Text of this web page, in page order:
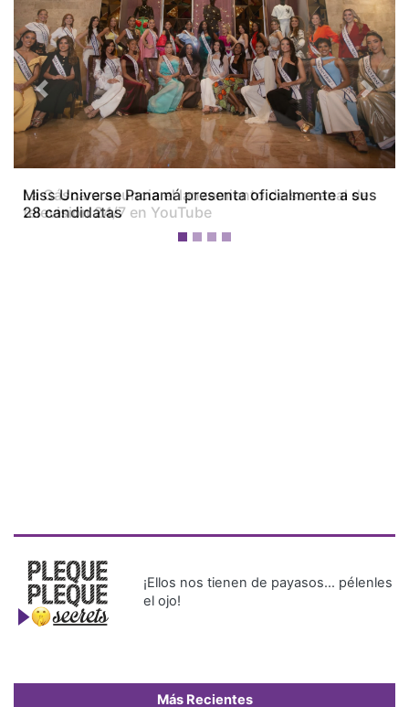
Miss Universe Panamá presenta oficialmente a sus
28 candidatas
Previous Next
¡Ellos nos tienen de payasos… pélenles
el ojo!
Más Recientes